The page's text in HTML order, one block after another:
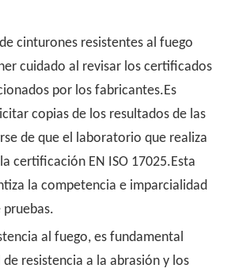
cinturones resistentes al fuego
cuidado al revisar los certificados
por los fabricantes.Es
copias de los resultados de las
de que el laboratorio que realiza
certificación EN ISO 17025.Esta
la competencia e imparcialidad
al fuego, es fundamental
resistencia a la abrasión y los